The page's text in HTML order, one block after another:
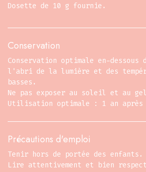
Dosette de 10 g fournie.
Conservation
Conservation optimale en-dessous
l'abri de la lumière et des
basses.
Ne pas exposer au soleil et au
Utilisation optimale : 1 an après
Précautions d'emploi
Tenir hors de portée des enfants.
Lire attentivement et bien